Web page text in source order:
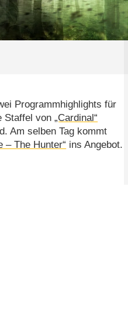
Programmhighlights für
Staffel von„Cardinal“
Am selben Tag kommt
– The Hunter“ ins Angebot.